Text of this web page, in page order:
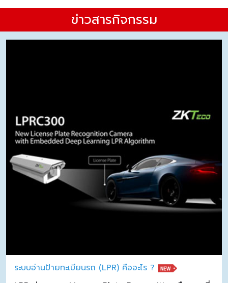
ข่าวสารกิจกรรม
ระบบอ่านป้ายทะเบียนรถ (LPR) คืออะไร ?